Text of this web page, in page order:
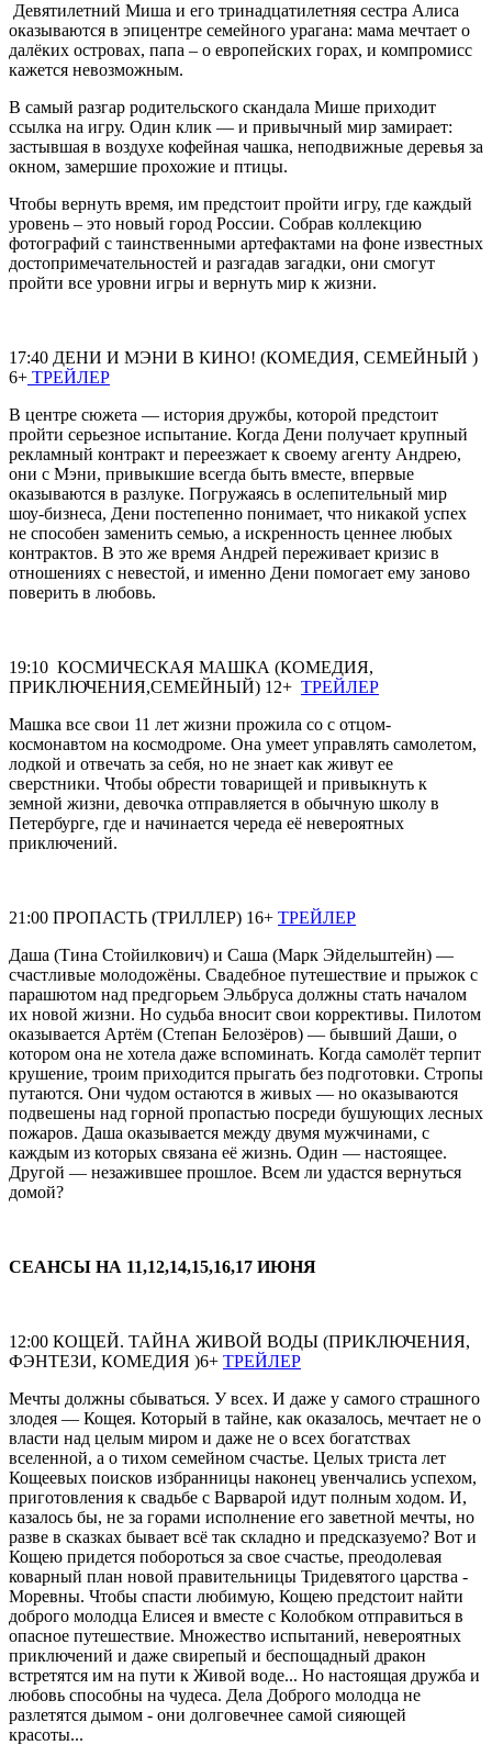
Девятилетний Миша и его тринадцатилетняя сестра Алиса
оказываются в эпицентре семейного урагана: мама мечтает о
далёких островах, папа – о европейских горах, и компромисс
кажется невозможным.
В самый разгар родительского скандала Мише приходит
ссылка на игру. Один клик — и привычный мир замирает:
застывшая в воздухе кофейная чашка, неподвижные деревья за
окном, замершие прохожие и птицы.
Чтобы вернуть время, им предстоит пройти игру, где каждый
уровень – это новый город России. Собрав коллекцию
фотографий с таинственными артефактами на фоне известных
достопримечательностей и разгадав загадки, они смогут
пройти все уровни игры и вернуть мир к жизни.
17:40 ДЕНИ И МЭНИ В КИНО! (КОМЕДИЯ, СЕМЕЙНЫЙ )
6+ ТРЕЙЛЕР
В центре сюжета — история дружбы, которой предстоит
пройти серьезное испытание. Когда Дени получает крупный
рекламный контракт и переезжает к своему агенту Андрею,
они с Мэни, привыкшие всегда быть вместе, впервые
оказываются в разлуке. Погружаясь в ослепительный мир
шоу-бизнеса, Дени постепенно понимает, что никакой успех
не способен заменить семью, а искренность ценнее любых
контрактов. В это же время Андрей переживает кризис в
отношениях с невестой, и именно Дени помогает ему заново
поверить в любовь.
19:10 КОСМИЧЕСКАЯ МАШКА (КОМЕДИЯ,
ПРИКЛЮЧЕНИЯ,СЕМЕЙНЫЙ) 12+ ТРЕЙЛЕР
Машка все свои 11 лет жизни прожила со с отцом-
космонавтом на космодроме. Она умеет управлять самолетом,
лодкой и отвечать за себя, но не знает как живут ее
сверстники. Чтобы обрести товарищей и привыкнуть к
земной жизни, девочка отправляется в обычную школу в
Петербурге, где и начинается череда её невероятных
приключений.
21:00 ПРОПАСТЬ (ТРИЛЛЕР) 16+ ТРЕЙЛЕР
Даша (Тина Стойилкович) и Саша (Марк Эйдельштейн) —
счастливые молодожёны. Свадебное путешествие и прыжок с
парашютом над предгорьем Эльбруса должны стать началом
их новой жизни. Но судьба вносит свои коррективы. Пилотом
оказывается Артём (Степан Белозёров) — бывший Даши, о
котором она не хотела даже вспоминать. Когда самолёт терпит
крушение, троим приходится прыгать без подготовки. Стропы
путаются. Они чудом остаются в живых — но оказываются
подвешены над горной пропастью посреди бушующих лесных
пожаров. Даша оказывается между двумя мужчинами, с
каждым из которых связана её жизнь. Один — настоящее.
Другой — незажившее прошлое. Всем ли удастся вернуться
домой?
СЕАНСЫ НА 11,12,14,15,16,17 ИЮНЯ
12:00 КОЩЕЙ. ТАЙНА ЖИВОЙ ВОДЫ (ПРИКЛЮЧЕНИЯ,
ФЭНТЕЗИ, КОМЕДИЯ )6+ ТРЕЙЛЕР
Мечты должны сбываться. У всех. И даже у самого страшного
злодея — Кощея. Который в тайне, как оказалось, мечтает не о
власти над целым миром и даже не о всех богатствах
вселенной, а о тихом семейном счастье. Целых триста лет
Кощеевых поисков избранницы наконец увенчались успехом,
приготовления к свадьбе с Варварой идут полным ходом. И,
казалось бы, не за горами исполнение его заветной мечты, но
разве в сказках бывает всё так складно и предсказуемо? Вот и
Кощею придется побороться за свое счастье, преодолевая
коварный план новой правительницы Тридевятого царства -
Моревны. Чтобы спасти любимую, Кощею предстоит найти
доброго молодца Елисея и вместе с Колобком отправиться в
опасное путешествие. Множество испытаний, невероятных
приключений и даже свирепый и беспощадный дракон
встретятся им на пути к Живой воде... Но настоящая дружба и
любовь способны на чудеса. Дела Доброго молодца не
разлетятся дымом - они долговечнее самой сияющей
красоты...